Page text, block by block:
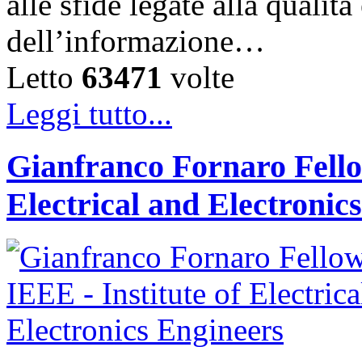
dell’informazione…
Letto 63471 volte
Leggi tutto...
Gianfranco Fornaro
Electrical and